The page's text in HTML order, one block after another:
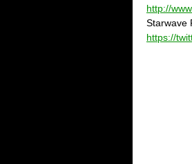
http://
Starwave
https://